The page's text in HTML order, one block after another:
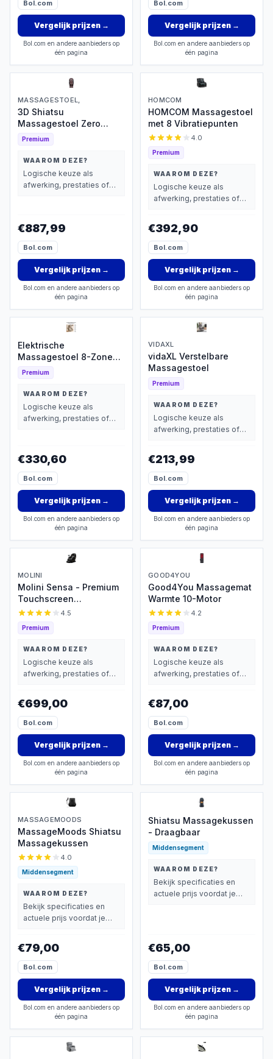
Bol.com
Vergelijk prijzen→
Bol.com en andere aanbieders op
één pagina
Bol.com
Vergelijk prijzen→
Bol.com en andere aanbieders op
één pagina
MASSAGESTOEL,
3D Shiatsu
Massagestoel Zero
Gravity
Premium
WAAROM DEZE?
Logische keuze als
afwerking, prestaties of
€887,99
Bol.com
Vergelijk prijzen→
Bol.com en andere aanbieders op
één pagina
HOMCOM
HOMCOM Massagestoel
met 8 Vibratiepunten
4.0
Premium
WAAROM DEZE?
Logische keuze als
afwerking, prestaties of
€392,90
Bol.com
Vergelijk prijzen→
Bol.com en andere aanbieders op
één pagina
Elektrische
Massagestoel 8-Zone
Warmte
Premium
WAAROM DEZE?
Logische keuze als
afwerking, prestaties of
€330,60
Bol.com
Vergelijk prijzen→
Bol.com en andere aanbieders op
één pagina
VIDAXL
vidaXL Verstelbare
Massagestoel
Premium
WAAROM DEZE?
Logische keuze als
afwerking, prestaties of
€213,99
Bol.com
Vergelijk prijzen→
Bol.com en andere aanbieders op
één pagina
MOLINI
Molini Sensa - Premium
Touchscreen
Massagestoel
4.5
Premium
WAAROM DEZE?
Logische keuze als
afwerking, prestaties of
€699,00
Bol.com
Vergelijk prijzen→
Bol.com en andere aanbieders op
één pagina
GOOD4YOU
Good4You Massagemat
Warmte 10-Motor
4.2
Premium
WAAROM DEZE?
Logische keuze als
afwerking, prestaties of
€87,00
Bol.com
Vergelijk prijzen→
Bol.com en andere aanbieders op
één pagina
MASSAGEMOODS
MassageMoods Shiatsu
Massagekussen
4.0
Middensegment
WAAROM DEZE?
Bekijk specificaties en
actuele prijs voordat je
€79,00
Bol.com
Vergelijk prijzen→
Bol.com en andere aanbieders op
één pagina
Shiatsu Massagekussen
- Draagbaar
Middensegment
WAAROM DEZE?
Bekijk specificaties en
actuele prijs voordat je
€65,00
Bol.com
Vergelijk prijzen→
Bol.com en andere aanbieders op
één pagina